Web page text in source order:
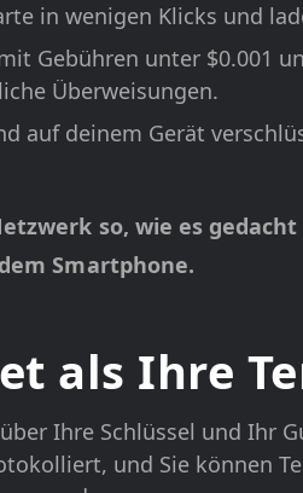
in wenigen Klicks und
Gebühren unter $0.001
Überweisungen.
auf deinem Gerät
so, wie es
Smartphone.
als Ihre
Ihre Schlüssel und Ihr
und Sie können